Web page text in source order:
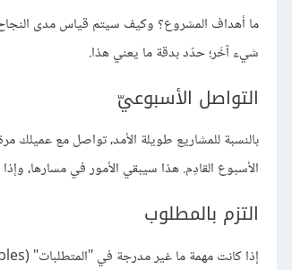
ما أهداف المشروع؟ وكيف سيتم قياس مدى
شيء آخَر؛ حدّد بدقة ما يعني هذا.
التواصل الأسبوعيّ
بالنسبة للمشاريع طويلة الأمد، تواصل مع عميلك
الأسبوع القادِم. هذا سيبقي الأمور في
التزم بالمطلوب